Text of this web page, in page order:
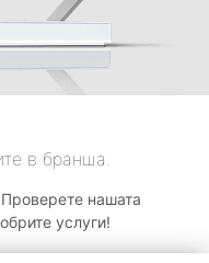
в бранша.
нашата
услуги!